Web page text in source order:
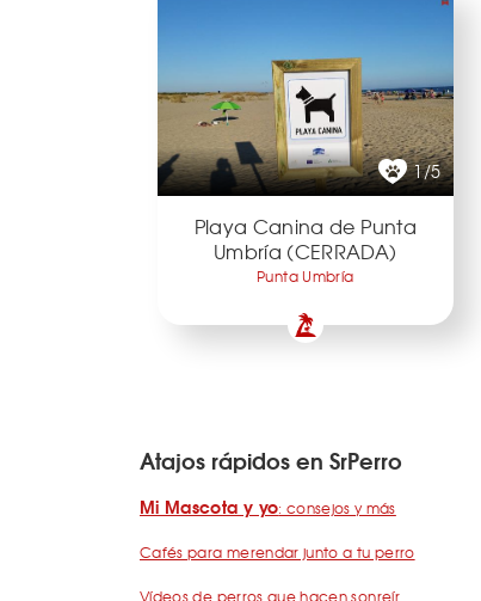
1/5
Playa Canina de Punta
Umbría (CERRADA)
Punta Umbría
Atajos rápidos en SrPerro
Mi Mascota y yo: consejos y más
Cafés para merendar junto a tu perro
Vídeos de perros que hacen sonreír